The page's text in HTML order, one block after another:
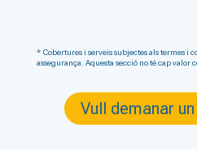
* Cobertures i serveis subjectes als termes i
assegurança. Aquesta secció no té cap valor
Vull demanar